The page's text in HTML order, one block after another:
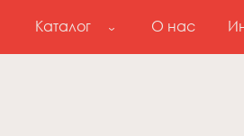
Каталог О нас